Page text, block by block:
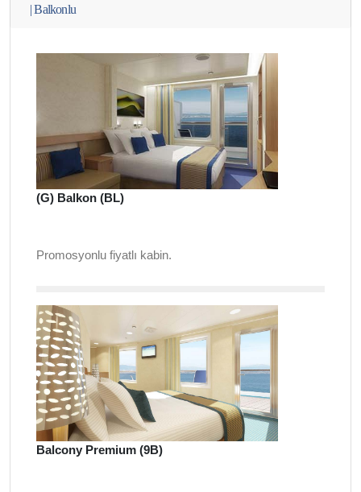
|Balkonlu
(G) Balkon (BL)
Promosyonlu fiyatlı kabin.
Balcony Premium (9B)